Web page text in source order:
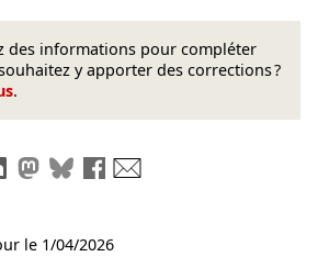
des informations pour compléter
y apporter des corrections ?
.
le lien
Partager sur LinkedIn
Partager sur Mastodon
Partager sur Bluesky
Partager sur Facebook
le 1/04/2026